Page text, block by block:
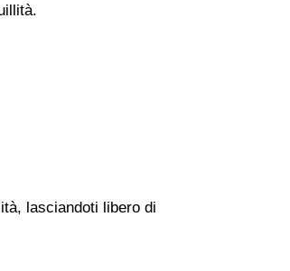
lasciandoti libero di